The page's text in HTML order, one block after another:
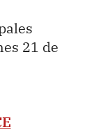
21 de